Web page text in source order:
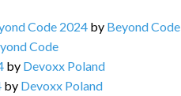
Code 2024 by Beyond Code
Code
by Devoxx Poland
by Devoxx Poland